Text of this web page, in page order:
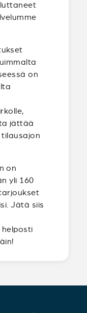
on
jättää
on
yli 160
Jätä siis